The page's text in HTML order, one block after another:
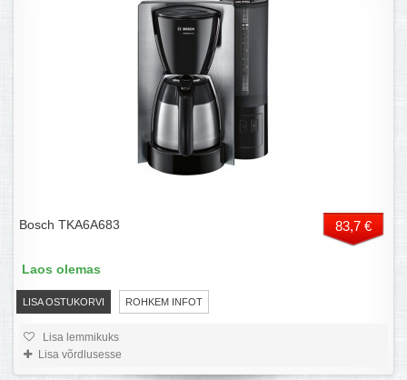
Bosch TKA6A683 83,7 €
LISA OSTUKORVI ROHKEM INFOT
Laos olemas
Lisa lemmikuks
Lisa võrdlusesse